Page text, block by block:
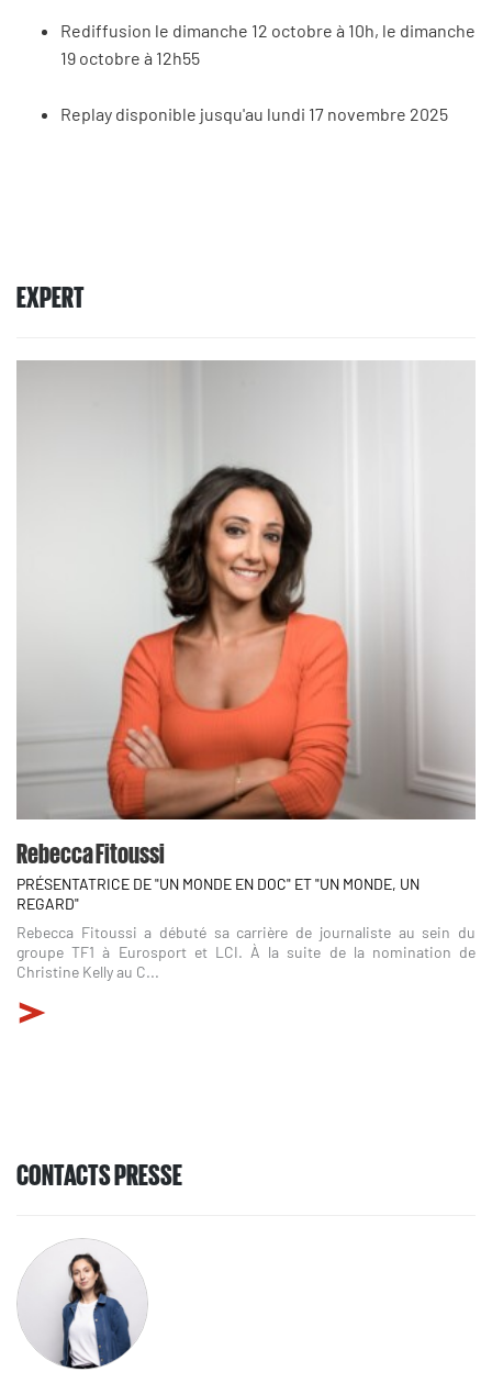
Rediffusion le dimanche 12 octobre à 10h, le dimanche
19 octobre à 12h55
Replay disponible jusqu'au lundi 17 novembre 2025
EXPERT
Rebecca Fitoussi
PRÉSENTATRICE DE "UN MONDE EN DOC" ET "UN MONDE, UN
REGARD"
Rebecca Fitoussi a débuté sa carrière de journaliste au sein du
groupe TF1 à Eurosport et LCI. À la suite de la nomination de
Christine Kelly au C...
CONTACTS PRESSE